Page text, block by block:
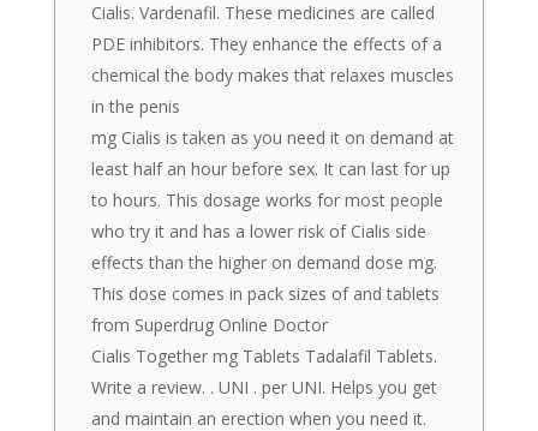
Cialis. Vardenafil. These medicines are called
PDE inhibitors. They enhance the effects of a
chemical the body makes that relaxes muscles
in the penis
mg Cialis is taken as you need it on demand at
least half an hour before sex. It can last for up
to hours. This dosage works for most people
who try it and has a lower risk of Cialis side
effects than the higher on demand dose mg.
This dose comes in pack sizes of and tablets
from Superdrug Online Doctor
Cialis Together mg Tablets Tadalafil Tablets.
Write a review. . UNI . per UNI. Helps you get
and maintain an erection when you need it.